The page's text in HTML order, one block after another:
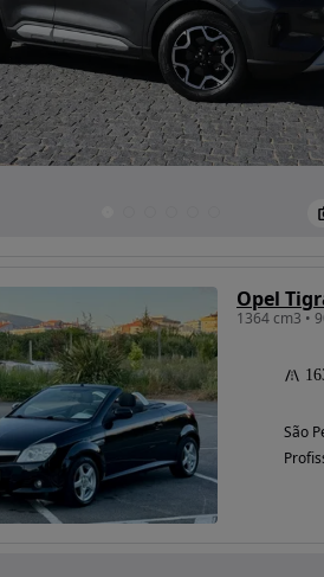
Opel
1364 cm3 •
São